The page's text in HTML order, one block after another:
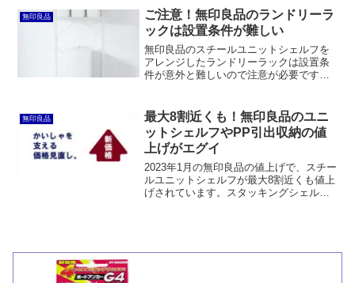
ました。引出しの天板上にプラダンを敷
き詰めることで段差を解消しています。
無印良品
ご注意！無印良品のランドリーラ
ックは設置条件が難しい
無印良品のスチールユニットシェルフを
アレンジしたランドリーラックは設置条
件が意外と難しいので注意が必要です。
脱衣所の隅にパンがある場合は跨ぐのが
難しいかもしれません。帆立補強パーツ
の高さにも注意が必要ですし、洗濯機を
いったん除ける必要もあります。
無印良品
最大8割近くも！無印良品のユニ
ットシェルフやPP引出収納の値
上げがエグイ
2023年1月の無印良品の値上げで、スチー
ルユニットシェルフが最大8割近くも値上
げされています。スタッキングシェルフ